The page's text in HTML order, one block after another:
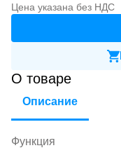
Цена указана без НДС
О товаре
Описание
Функция